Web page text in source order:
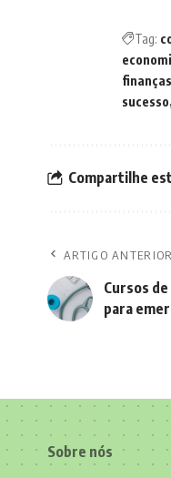
Tag:
sucesso
Compartilhe
ARTIGO ANTERIOR
Cursos
para
Sobre nós